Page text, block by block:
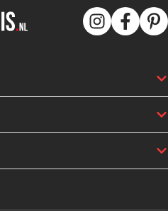
grootste keuken
uit. Lees verder en